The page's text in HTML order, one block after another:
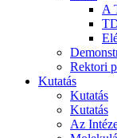
A
Rektori
Kutatás
Kutatás
Kutatás
Az